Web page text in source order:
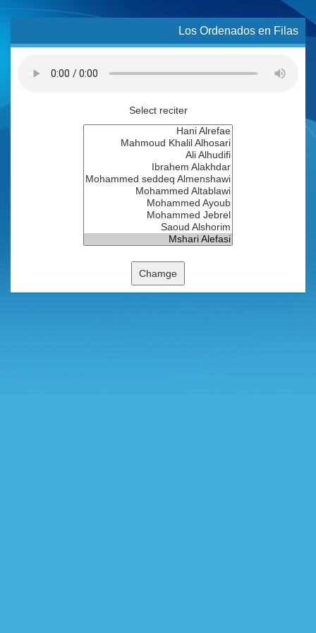
Los Ordenados en Filas
Select reciter